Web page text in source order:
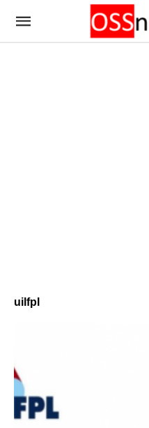
uilfpl